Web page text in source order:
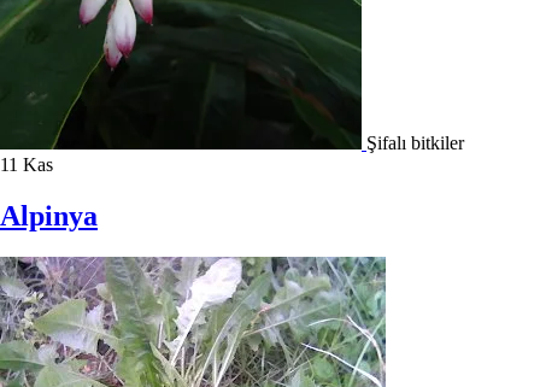
Şifalı bitkiler
11 Kas
Alpinya